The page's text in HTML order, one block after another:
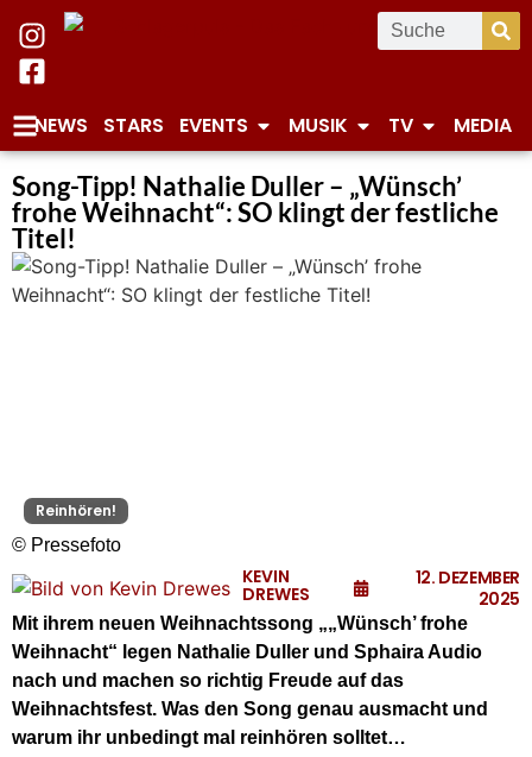
NEWS STARS EVENTS MUSIK TV MEDIA
Song-Tipp! Nathalie Duller – „Wünsch’
frohe Weihnacht“: SO klingt der festliche
Titel!
Reinhören!
© Pressefoto
KEVIN
DREWES
12. DEZEMBER
2025
Mit ihrem neuen Weihnachtssong „„Wünsch’ frohe
Weihnacht“ legen Nathalie Duller und Sphaira Audio
nach und machen so richtig Freude auf das
Weihnachtsfest. Was den Song genau ausmacht und
warum ihr unbedingt mal reinhören solltet…